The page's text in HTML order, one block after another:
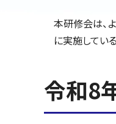
本研修会は、
に実施してい
令和8